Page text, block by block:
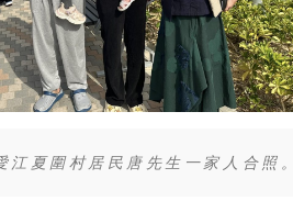
江夏圍村居民唐先生一家人合照。